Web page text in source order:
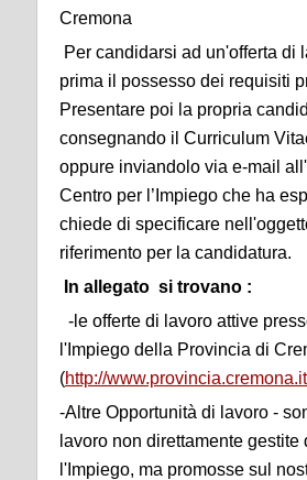
Cremona
Per candidarsi ad un'offerta di
prima il possesso dei requisiti
Presentare poi la propria
consegnando il Curriculum
oppure inviandolo via e-mail
Centro per l’Impiego che ha
chiede di specificare
riferimento per la candidatura.
In allegato si trovano :
-le offerte di lavoro attive
l'Impiego della Provincia di
(http://
-Altre Opportunità di lavoro -
lavoro non direttamente gestite
l'Impiego, ma promosse sul